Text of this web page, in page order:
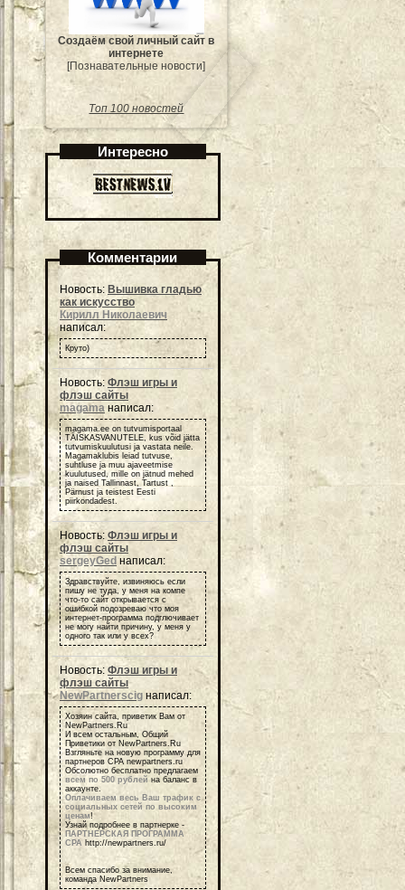
Создаём свой личный сайт в
интернете
[Познавательные новости]
Топ 100 новостей
Интересно
Комментарии
Новость: Вышивка гладью
как искусство
Кирилл Николаевич
написал:
Круто)
Новость: Флэш игры и
флэш сайты
magama написал:
magama.ee on tutvumisportaal
TÄISKASVANUTELE, kus võid jätta
tutvumiskuulutusi ja vastata neile.
Magamaklubis leiad tutvuse,
suhtluse ja muu ajaveetmise
kuulutused, mille on jätnud mehed
ja naised Tallinnast, Tartust ,
Pärnust ja teistest Eesti
piirkondadest.
Новость: Флэш игры и
флэш сайты
sergeyGed написал:
Здравствуйте, извиняюсь если
пишу не туда, у меня на компе
что-то сайт открывается с
ошибкой подозреваю что моя
интернет-программа подглючивает
не могу найти причину, у меня у
одного так или у всех?
Новость: Флэш игры и
флэш сайты
NewPartnerscig написал:
Хозяин сайта, приветик Вам от
NewPartners.Ru
И всем остальным, Общий
Приветики от NewPartners.Ru
Взгляньте на новую программу для
партнеров СРА newpartners.ru
Обсолютно бесплатно предлагаем
всем по 500 рублей на баланс в
аккаунте.
Оплачиваем весь Ваш трафик с
социальных сетей по высоким
ценам!
Узнай подробнее в партнерке -
ПАРТНЕРСКАЯ ПРОГРАММА
СРА http://newpartners.ru/
Всем спасибо за внимание,
команда NewPartners